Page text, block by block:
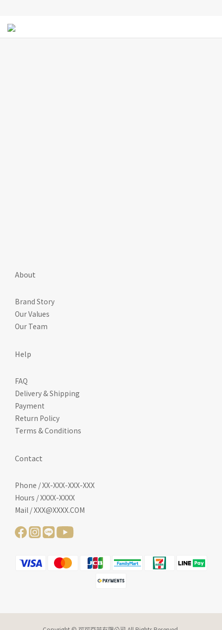
About
Brand Story
Our Values
Our Team
Help
FAQ
Delivery & Shipping
Payment
Return Policy
Terms & Conditions
Contact
Phone / XX-XXX-XXX-XXX
Hours / XXXX-XXXX
Mail / XXX@XXXX.COM